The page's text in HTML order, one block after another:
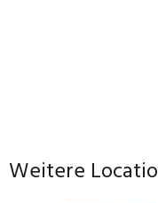
Weitere